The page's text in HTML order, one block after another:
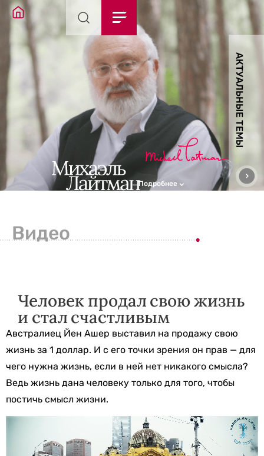
АКТУАЛЬНЫЕ ТЕМЫ
Подробнее
Видео
Человек продал свою жизнь
и стал счастливым
Австралиец Йен Ашер выставил на продажу свою
жизнь за 1 доллар. И с его точки зрения он прав — для
чего нужна жизнь, если в ней нет никакого смысла?
Ведь жизнь дана человеку только для того, чтобы
постичь смысл жизни.